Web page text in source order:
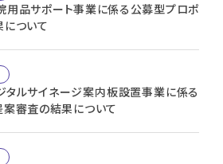
品サポート事業に係る公募型プロポ
ついて
ルサイネージ案内板設置事業に係る
審査の結果について